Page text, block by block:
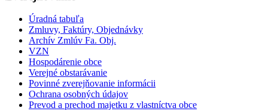
Úradná tabuľa
Zmluvy, Faktúry, Objednávky
Archív Zmlúv Fa. Obj.
VZN
Hospodárenie obce
Verejné obstarávanie
Povinné zverejňovanie informácii
Ochrana osobných údajov
Prevod a prechod majetku z vlastníctva obce